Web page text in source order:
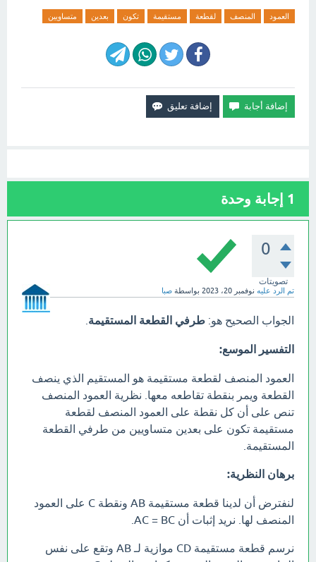
العمود المنصف لقطعة مستقيمة تكون بعدين متساويين
1 إجابة وحدة
0
تصويتات
تم الرد عليه نوفمبر 20، 2023 بواسطة صبا
الجواب الصحيح هو: طرفي القطعة المستقيمة
التفسير الموسع:
العمود المنصف لقطعة مستقيمة هو المستقيم الذي ينصف
القطعة ويمر بنقطة تقاطعه معها. نظرية العمود المنصف
تنص على أن كل نقطة على العمود المنصف لقطعة
مستقيمة تكون على بعدين متساويين من طرفي القطعة
المستقيمة.
برهان النظرية:
لنفترض أن لدينا قطعة مستقيمة AB ونقطة C على العمود
المنصف لها. نريد إثبات أن AC = BC.
نرسم قطعة مستقيمة CD موازية لـ AB وتقع على نفس